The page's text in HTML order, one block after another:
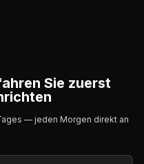
Sie zuerst
— jeden Morgen direkt an